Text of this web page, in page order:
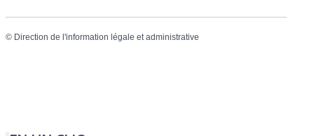
© Direction de l'information légale et administrative